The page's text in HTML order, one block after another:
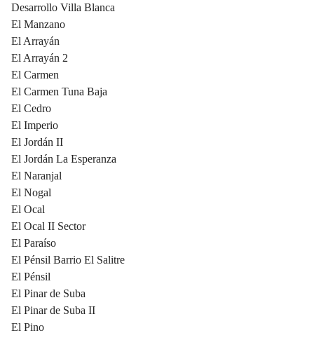
Desarrollo Villa Blanca
El Manzano
El Arrayán
El Arrayán 2
El Carmen
El Carmen Tuna Baja
El Cedro
El Imperio
El Jordán II
El Jordán La Esperanza
El Naranjal
El Nogal
El Ocal
El Ocal II Sector
El Paraíso
El Pénsil Barrio El Salitre
El Pénsil
El Pinar de Suba
El Pinar de Suba II
El Pino